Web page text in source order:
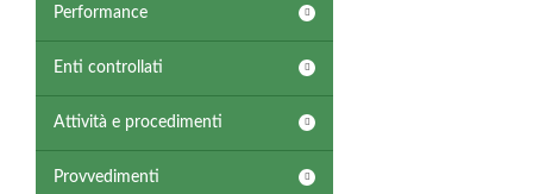
Performance
Enti controllati
Attività e procedimenti
Provvedimenti